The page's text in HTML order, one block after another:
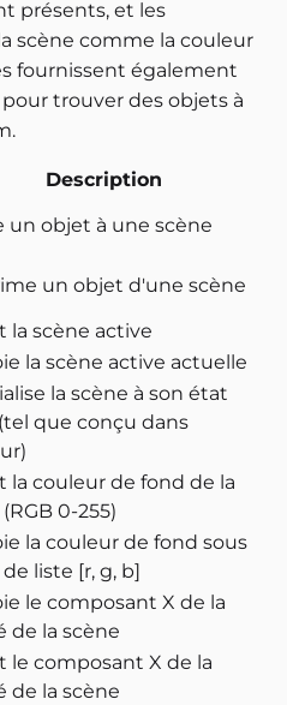
présents, et les
scène comme la couleur
fournissent également
trouver des objets à
Description
un objet à une scène
un objet d'une scène
la scène active
la scène active actuelle
la scène à son état
que conçu dans
la couleur de fond de la
0-255)
la couleur de fond sous
liste [r, g, b]
le composant X de la
de la scène
le composant X de la
de la scène